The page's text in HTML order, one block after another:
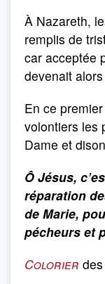
À Nazareth,
remplis de
car acceptée
devenait
En ce
volontiers les
Dame et
Ô Jésus,
réparation
de Marie,
pécheurs et
Colorier